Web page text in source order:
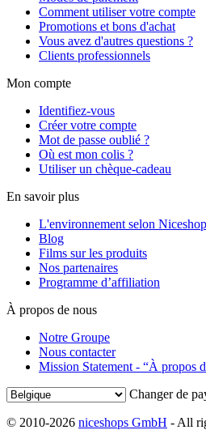
Comment utiliser votre compte
Promotions et bons d'achat
Vous avez d'autres questions ?
Clients professionnels
Mon compte
Identifiez-vous
Créer votre compte
Mot de passe oublié ?
Où est mon colis ?
Utiliser un chèque-cadeau
En savoir plus
L'environnement selon
Blog
Films sur les produits
Nos partenaires
Programme d’affiliation
À propos de nous
Notre Groupe
Nous contacter
Mission Statement - “À propos
Changer de
© 2010-2026 niceshops GmbH - All